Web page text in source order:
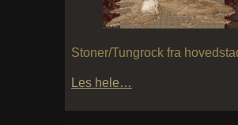
Stoner/Tungrock fra
Les hele…